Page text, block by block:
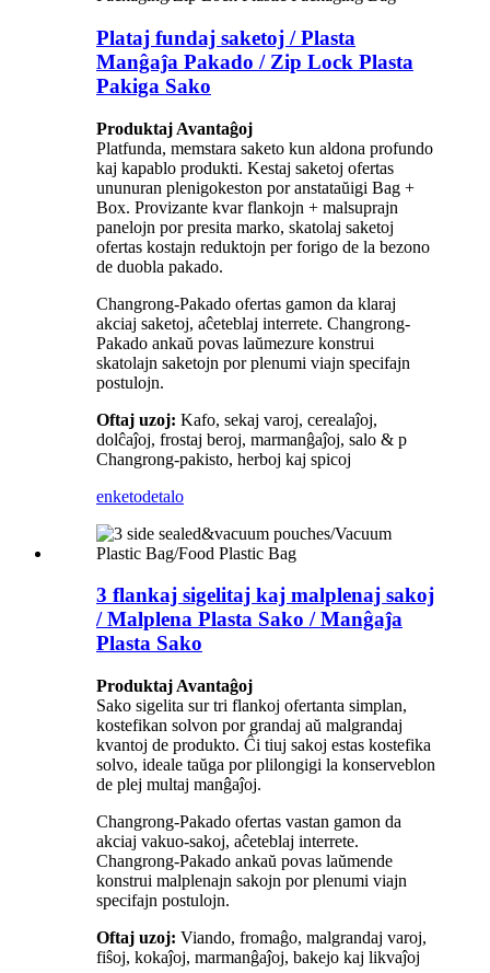
Plataj fundaj saketoj / Plasta
Manĝaĵa Pakado / Zip Lock Plasta
Pakiga Sako
Produktaj Avantaĝoj
Platfunda, memstara saketo kun aldona profundo
kaj kapablo produkti. Kestaj saketoj ofertas
ununuran plenigokeston por anstataŭigi Bag +
Box. Provizante kvar flankojn + malsuprajn
panelojn por presita marko, skatolaj saketoj
ofertas kostajn reduktojn per forigo de la bezono
de duobla pakado.
Changrong-Pakado ofertas gamon da klaraj
akciaj saketoj, aĉeteblaj interrete. Changrong-
Pakado ankaŭ povas laŭmezure konstrui
skatolajn saketojn por plenumi viajn specifajn
postulojn.
Oftaj uzoj: Kafo, sekaj varoj, cerealaĵoj,
dolĉaĵoj, frostaj beroj, marmanĝaĵoj, salo & p
Changrong-pakisto, herboj kaj spicoj
enketodetalo
3 flankaj sigelitaj kaj malplenaj sakoj
/ Malplena Plasta Sako / Manĝaĵa
Plasta Sako
Produktaj Avantaĝoj
Sako sigelita sur tri flankoj ofertanta simplan,
kostefikan solvon por grandaj aŭ malgrandaj
kvantoj de produkto. Ĉi tiuj sakoj estas kostefika
solvo, ideale taŭga por plilongigi la konserveblon
de plej multaj manĝaĵoj.
Changrong-Pakado ofertas vastan gamon da
akciaj vakuo-sakoj, aĉeteblaj interrete.
Changrong-Pakado ankaŭ povas laŭmende
konstrui malplenajn sakojn por plenumi viajn
specifajn postulojn.
Oftaj uzoj: Viando, fromaĝo, malgrandaj varoj,
fiŝoj, kokaĵoj, marmanĝaĵoj, bakejo kaj likvaĵoj